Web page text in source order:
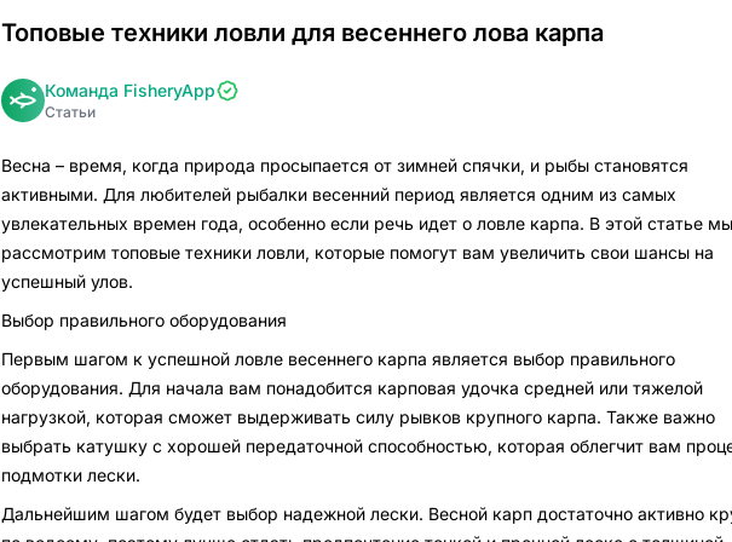
Топовые техники ловли для весеннего лова карпа
Команда FisheryApp
Статьи
Весна – время, когда природа просыпается от зимней спячки, и рыбы становятся
активными. Для любителей рыбалки весенний период является одним из самых
увлекательных времен года, особенно если речь идет о ловле карпа. В этой статье мы
рассмотрим топовые техники ловли, которые помогут вам увеличить свои шансы на
успешный улов.
Выбор правильного оборудования
Первым шагом к успешной ловле весеннего карпа является выбор правильного
оборудования. Для начала вам понадобится карповая удочка средней или тяжелой
нагрузкой, которая сможет выдерживать силу рывков крупного карпа. Также важно
выбрать катушку с хорошей передаточной способностью, которая облегчит вам
подмотки лески.
Дальнейшим шагом будет выбор надежной лески. Весной карп достаточно активно